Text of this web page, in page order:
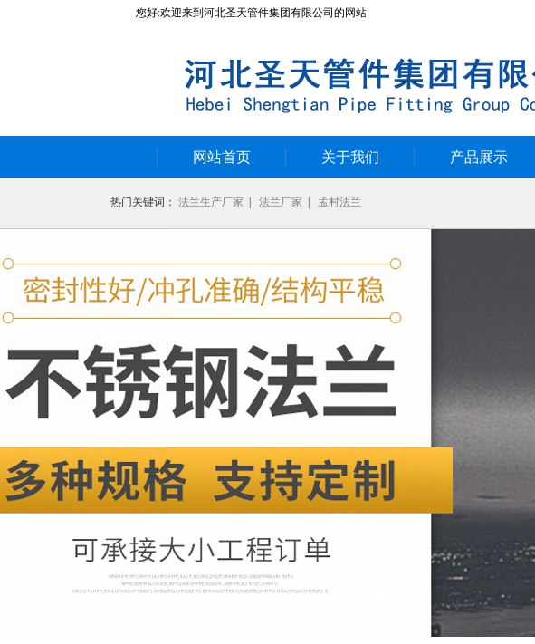
您好:欢迎来到河北圣天管件集团有限公司的网站
网站首页 关于我们 产品展示
热门关键词： 法兰生产厂家 法兰厂家 孟村法兰